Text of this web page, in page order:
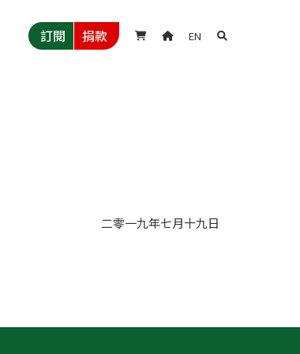
訂閱 捐款   EN 
二零一九年七月十九日